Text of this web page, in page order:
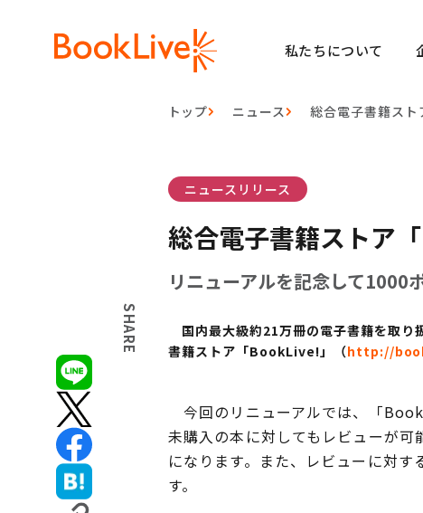
私たちについて
トップ ニュース 総合電子書籍ス
SHARE
ニュースリリース
総合電子書籍ストア
リニューアルを記念して1000
国内最大級約21万冊の電子書籍を取り
書籍ストア「BookLive!」（http://
今回のリニューアルでは、「
未購入の本に対してもレビューが
になります。また、レビューに対
す。